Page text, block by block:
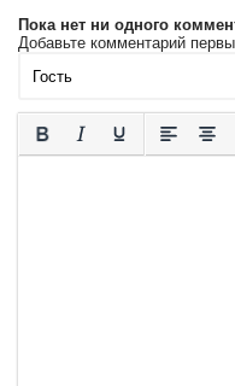
Пока нет ни одного
Добавьте комментарий